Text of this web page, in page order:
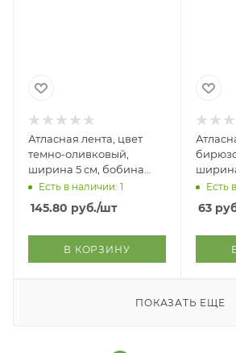
Атласная лента, цвет
темно-оливковый,
ширина 5 см, бобина
32,9 м
Есть в наличии: 1
145.80 руб./шт
В КОРЗИНУ
22,5 м.
Есть
63
ПОКАЗАТЬ ЕЩЕ